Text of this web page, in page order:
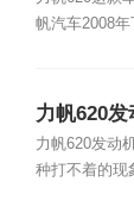
帆汽车2008
力帆620
力帆620发动
种打不着的现